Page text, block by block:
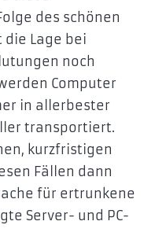
des schönen
Lage bei
noch
Computer
in allerbester
transportiert.
kurzfristigen
Fällen dann
für ertrunkene
Server- und PC-